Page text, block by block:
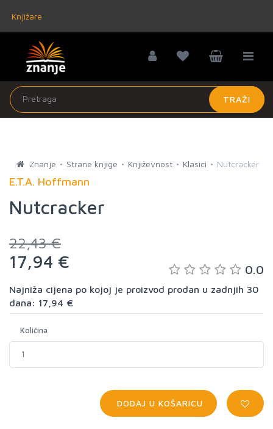
Knjižare
TRAŽI
Znanje Strane knjige Književnost Klasici Nutcracker
E.T.A. Hoffmann
Nutcracker
22,43 €
17,94 € 0.0
Najniža cijena po kojoj je proizvod prodan u zadnjih 30
dana: 17,94 €
Količina
DODAJ U KOŠARICU